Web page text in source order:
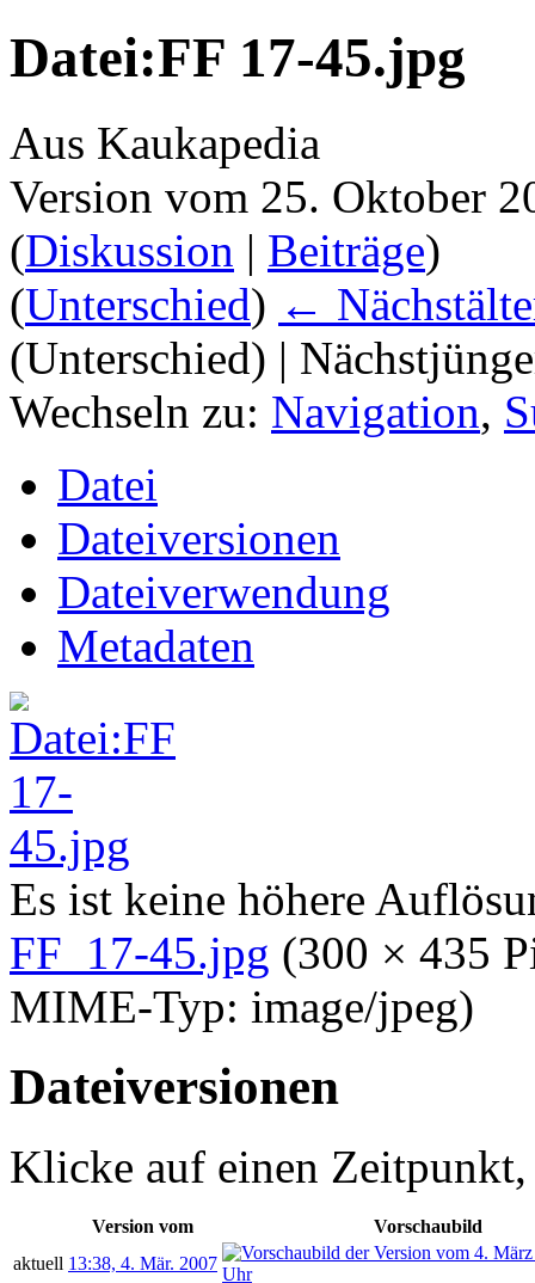
Datei:FF 17-45.jpg
Aus Kaukapedia
Version vom 25. Oktober
(Diskussion | Beiträge)
(Unterschied) ←
(Unterschied) |
Wechseln zu: Navigation,
Datei
Dateiversionen
Dateiverwendung
Metadaten
Es ist keine höhere
FF_17-45.jpg (300 × 435
MIME-Typ: image/jpeg)
Dateiversionen
Klicke auf einen Zeitpunkt,
Version vom
Vorschaubild
aktuell 13:38, 4. Mär. 2007